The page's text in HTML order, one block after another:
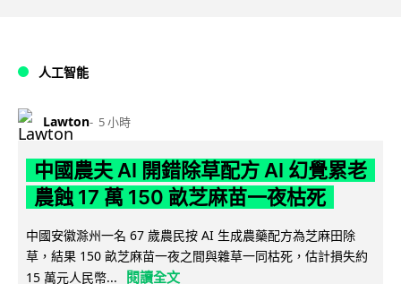
人工智能
Lawton 5 小時
中國農夫 AI 開錯除草配方 AI 幻覺累老
農蝕 17 萬 150 畝芝麻苗一夜枯死
中國安徽滁州一名 67 歲農民按 AI 生成農藥配方為芝麻田除
草，結果 150 畝芝麻苗一夜之間與雜草一同枯死，估計損失約
15 萬元人民幣...
閱讀全文